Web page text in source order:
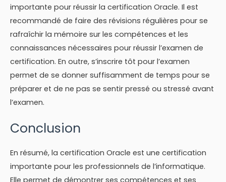
importante pour réussir la certification Oracle. Il est
recommandé de faire des révisions régulières pour se
rafraîchir la mémoire sur les compétences et les
connaissances nécessaires pour réussir l’examen de
certification. En outre, s’inscrire tôt pour l’examen
permet de se donner suffisamment de temps pour se
préparer et de ne pas se sentir pressé ou stressé avant
l’examen.
Conclusion
En résumé, la certification Oracle est une certification
importante pour les professionnels de l’informatique.